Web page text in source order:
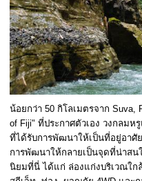
น้อยกว่า 50 กิโลเมตรจาก Suva,
of Fiji" ที่ประกาศตัวเอง วงกลม
ที่ได้รับการพัฒนาให้เป็นที่อยู่อาศั
การพัฒนาให้กลายเป็นจุดที่น่าสน
นิยมที่นี่ ได้แก่ ล่องแก่งบริเวณใก